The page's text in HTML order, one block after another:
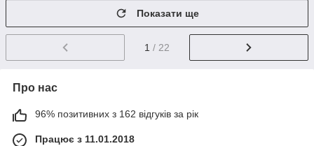
Показати ще
1 / 22
Про нас
96% позитивних з 162 відгуків за рік
Працює з 11.01.2018